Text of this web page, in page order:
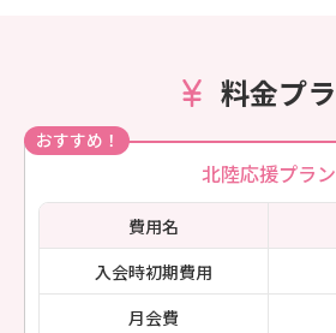
料金プ
おすすめ！
北陸応援プラン
費用名
入会時初期費用
月会費